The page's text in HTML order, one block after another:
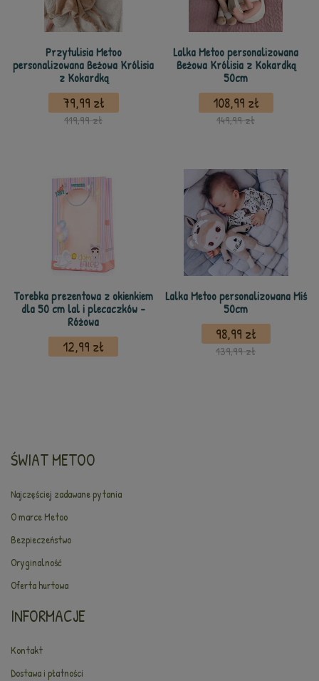
Przytulisia Metoo
personalizowana Beżowa Królisia
z Kokardką
79,99 zł
119,99 zł
Lalka Metoo personalizowana
Beżowa Królisia z Kokardką
50cm
108,99 zł
149,99 zł
Torebka prezentowa z okienkiem
dla 50 cm lal i plecaczków -
Różowa
12,99 zł
Lalka Metoo personalizowana Miś
50cm
98,99 zł
139,99 zł
ŚWIAT METOO
Najczęściej zadawane pytania
O marce Metoo
Bezpieczeństwo
Oryginalność
Oferta hurtowa
INFORMACJE
Kontakt
Dostawa i płatności